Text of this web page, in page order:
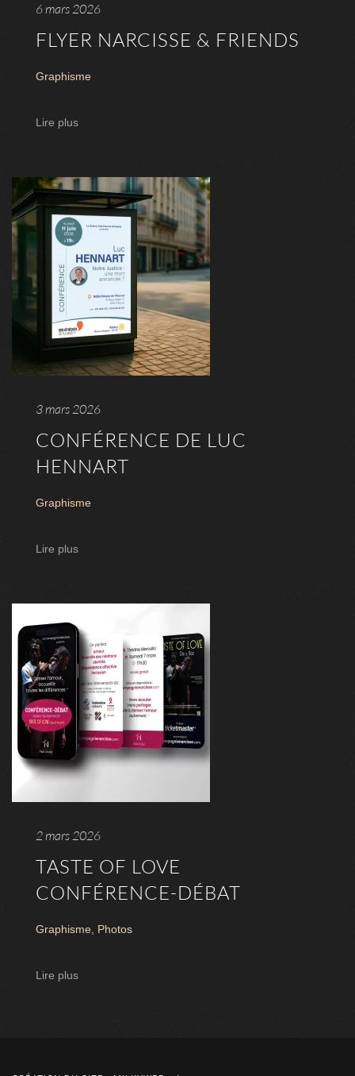
6 mars 2026
FLYER NARCISSE & FRIENDS
Graphisme
Lire plus
3 mars 2026
CONFÉRENCE DE LUC
HENNART
Graphisme
Lire plus
2 mars 2026
TASTE OF LOVE
CONFÉRENCE-DÉBAT
Graphisme, Photos
Lire plus